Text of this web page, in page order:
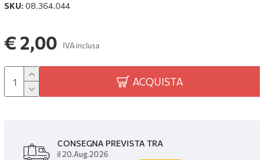
SKU: 08.364.044
€ 2,00 IVA inclusa
ACQUISTA
CONSEGNA PREVISTA TRA
il 20.Aug.2026